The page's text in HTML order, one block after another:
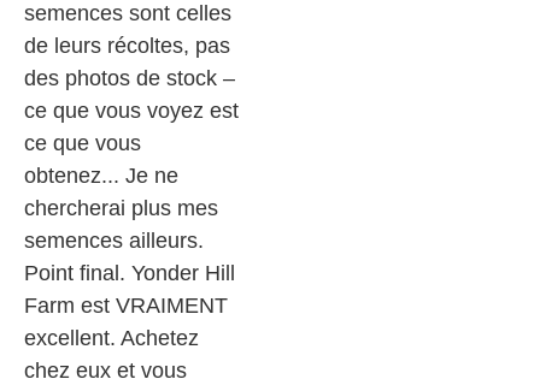
semences sont celles
de leurs récoltes, pas
des photos de stock –
ce que vous voyez est
ce que vous
obtenez... Je ne
chercherai plus mes
semences ailleurs.
Point final. Yonder Hill
Farm est VRAIMENT
excellent. Achetez
chez eux et vous